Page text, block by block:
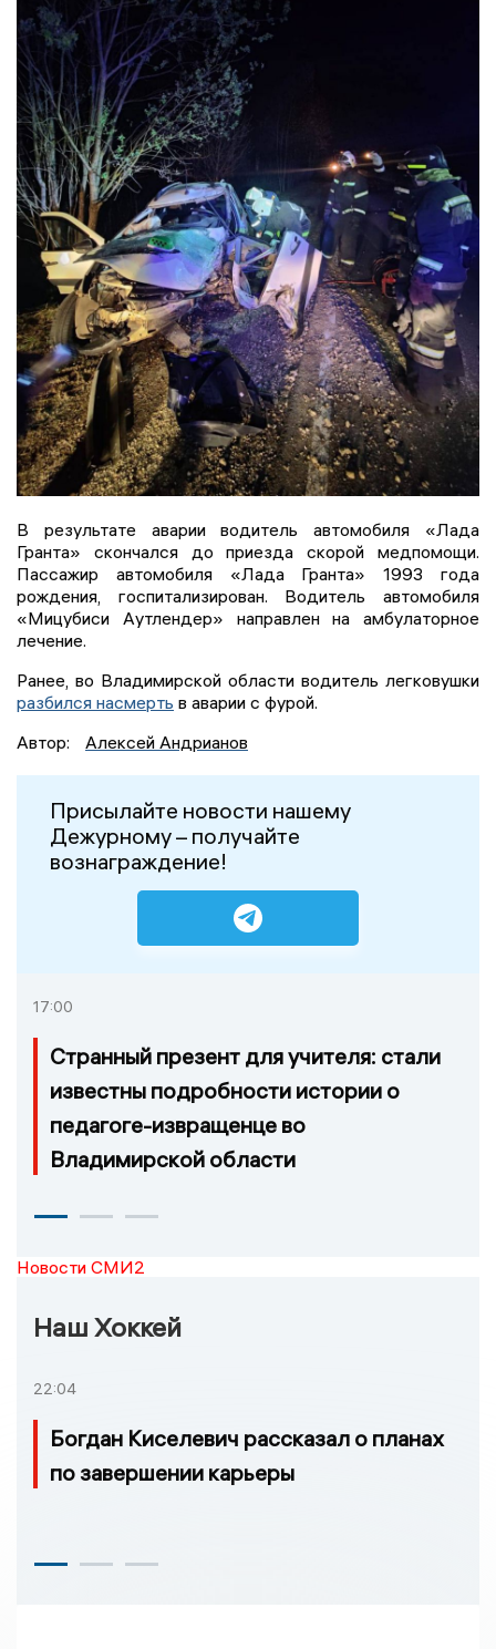
В результате аварии водитель автомобиля «Лада
Гранта» скончался до приезда скорой медпомощи.
Пассажир автомобиля «Лада Гранта» 1993 года
рождения, госпитализирован. Водитель автомобиля
«Мицубиси Аутлендер» направлен на амбулаторное
лечение.
Ранее, во Владимирской области водитель легковушки
разбился насмерть в аварии с фурой.
Автор:
Алексей Андрианов
Присылайте новости нашему
Дежурному – получайте
вознаграждение!
17:00
Странный презент для учителя: стали
известны подробности истории о
педагоге-извращенце во
Владимирской области
Новости СМИ2
Наш Хоккей
22:04
Богдан Киселевич рассказал о планах
по завершении карьеры